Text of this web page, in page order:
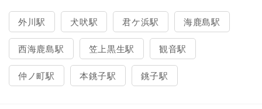
外川駅 犬吠駅 君ケ浜駅 海鹿島駅
西海鹿島駅 笠上黒生駅 観音駅
仲ノ町駅 本銚子駅 銚子駅